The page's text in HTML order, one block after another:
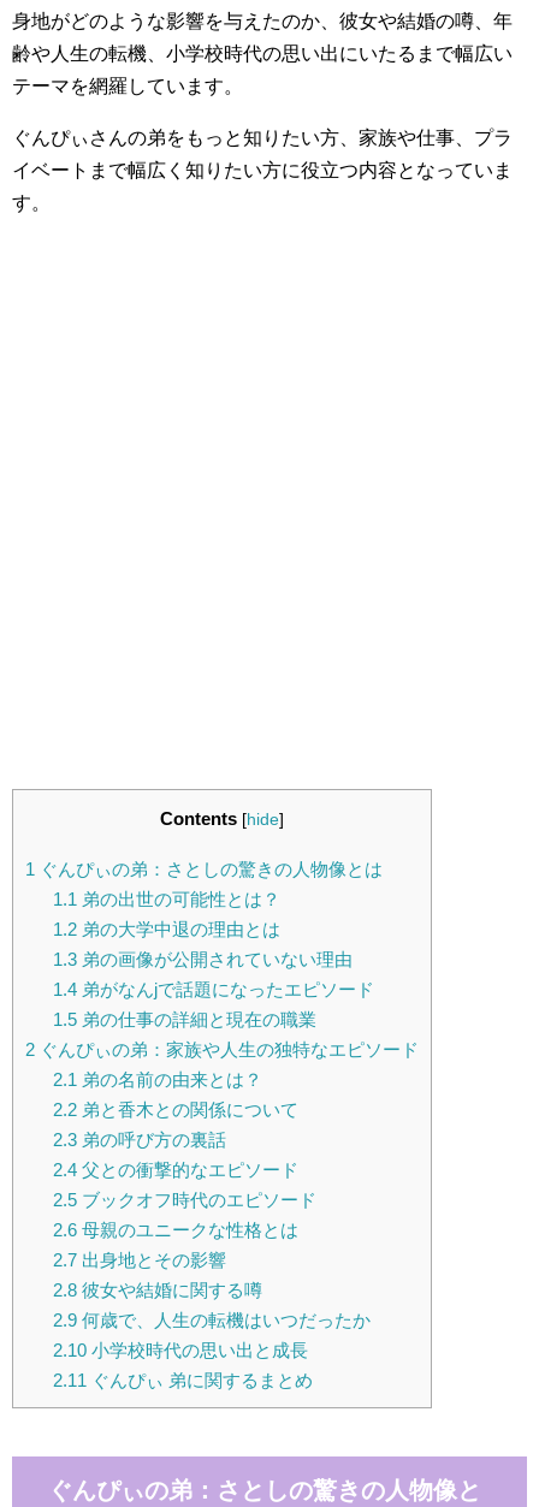
身地がどのような影響を与えたのか、彼女や結婚の噂、年
齢や人生の転機、小学校時代の思い出にいたるまで幅広い
テーマを網羅しています。
ぐんぴぃさんの弟をもっと知りたい方、家族や仕事、プラ
イベートまで幅広く知りたい方に役立つ内容となっていま
す。
Contents [hide]
1 ぐんぴぃの弟：さとしの驚きの人物像とは
1.1 弟の出世の可能性とは？
1.2弟の大学中退の理由とは
1.3弟の画像が公開されていない理由
1.4弟がなんjで話題になったエピソード
1.5弟の仕事の詳細と現在の職業
2 ぐんぴぃの弟：家族や人生の独特なエピソード
2.1 弟の名前の由来とは？
2.2弟と香木との関係について
2.3弟の呼び方の裏話
2.4父との衝撃的なエピソード
2.5ブックオフ時代のエピソード
2.6母親のユニークな性格とは
2.7出身地とその影響
2.8彼女や結婚に関する噂
2.9何歳で、人生の転機はいつだったか
2.10小学校時代の思い出と成長
2.11 ぐんぴぃ 弟に関するまとめ
ぐんぴぃの弟：さとしの驚きの人物像と